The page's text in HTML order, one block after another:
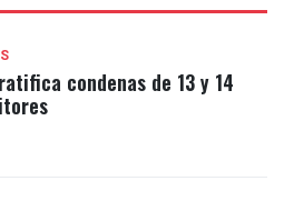
el presidente
CNE, Elvis Amoroso,
donde no abordó
condenas de 13 y 14